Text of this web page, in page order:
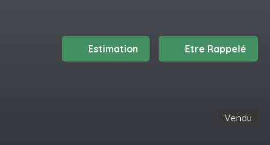
Estimation Etre Rappelé
Vendu